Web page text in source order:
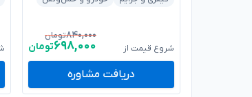
شروع قیمت از
۸۴۰,۰۰۰تومان
۶۹۸,۰۰۰تومان
دریافت مشاوره